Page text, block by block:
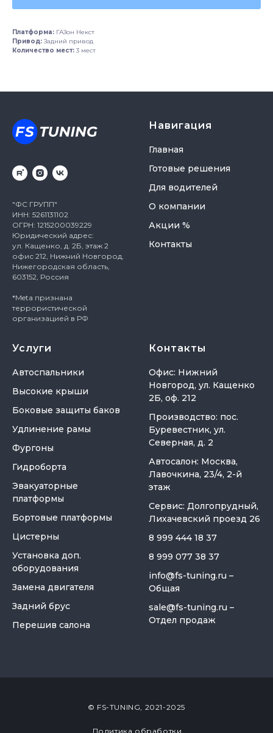
Платформа: ГАЗон Некст
Привод: Задний привод
Количество мест: 3 мест
"ФС ГРУПП"
ИНН: 5261131102
ОГРН: 1215200039229
Юридический адрес:
ул. Кащенко, д. 2Б, этаж 2
офис 212, Нижний Новгород,
Нижегородская область,
603152, Россия
*Meta признана
террористической
организацией в РФ
Навигация
Главная
Готовые решения
Для водителей
О компании
Акции %
Контакты
Услуги
Автоспальники
Высокие крыши
Боковые защиты баков
Удлинение рамы
Фургоны
Гидроборта
Эвакуаторные
платформы
Бортовые платформы
Цистерны
Установка доп.
оборудования
Замена двигателя
Задний брус
Перешив салона
Контакты
Офис: Нижний
Новгород, ул. Кащенко
2Б, оф. 212
Производство: пос.
Буревестник, ул.
Северная, д. 2
Автосалон: Москва,
Лавочкина, 23/4, 2-й
этаж
Сервис: Долгопрудный,
Лихачевский проезд 26
8 999 444 18 37
8 999 077 38 37
info@fs-tuning.ru –
Общая
sale@fs-tuning.ru –
Отдел продаж
© FS-TUNING, 2021-2025
Политика обработки